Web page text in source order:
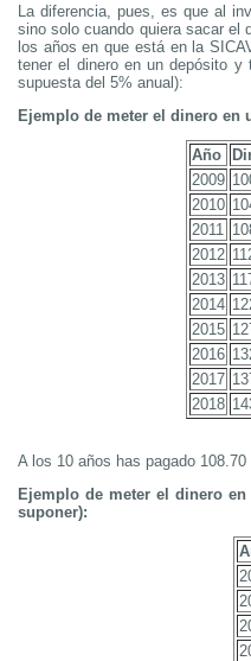
La diferencia, pues, es que al
sino solo cuando quiera sacar el
los años en que está en la
tener el dinero en un depósito y
supuesta del 5% anual):
Ejemplo de meter el dinero en
Año
2009
2010
2011
2012
2013
2014
2015
2016
2017
2018
A los 10 años has pagado
Ejemplo de meter el dinero
suponer):